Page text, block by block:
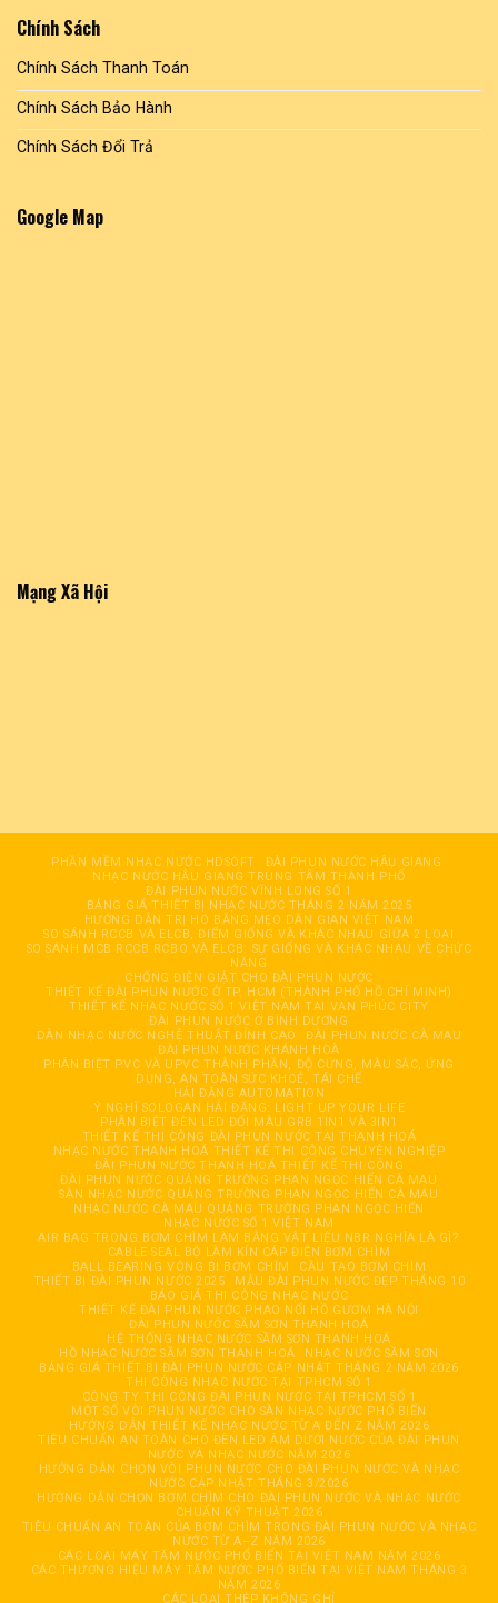
Chính Sách
Chính Sách Thanh Toán
Chính Sách Bảo Hành
Chính Sách Đổi Trả
Google Map
Mạng Xã Hội
PHẦN MỀM NHẠC NƯỚC HDSOFT
ĐÀI PHUN NƯỚC HÂỤ GIANG
NHẠC NƯỚC HẬU GIANG TRUNG TÂM THÀNH PHỐ
ĐÀI PHUN NƯỚC VĨNH LONG SỐ 1
BẢNG GIÁ THIẾT BỊ NHẠC NƯỚC THÁNG 2 NĂM 2025
HƯỚNG DẪN TRỊ HO BẰNG MẸO DÂN GIAN VIỆT NAM
SO SÁNH RCCB VÀ ELCB, ĐIỂM GIỐNG VÀ KHÁC NHAU GIỮA 2 LOẠI
SO SÁNH MCB RCCB RCBO VÀ ELCB: SỰ GIỐNG VÀ KHÁC NHAU VỀ CHỨC
NĂNG
CHỐNG ĐIỆN GIẬT CHO ĐÀI PHUN NƯỚC
THIẾT KẾ ĐÀI PHUN NƯỚC Ở TP. HCM (THÀNH PHỐ HỒ CHÍ MINH)
THIẾT KẾ NHẠC NƯỚC SỐ 1 VIỆT NAM TẠI VẠN PHÚC CITY
ĐÀI PHUN NƯỚC Ở BÌNH DƯƠNG
DÀN NHẠC NƯỚC NGHỆ THUẬT ĐỈNH CAO
ĐÀI PHUN NƯỚC CÀ MAU
ĐÀI PHUN NƯỚC KHÁNH HOÀ
PHÂN BIỆT PVC VÀ UPVC THÀNH PHẦN, ĐỘ CỨNG, MÀU SẮC, ỨNG
DỤNG, AN TOÀN SỨC KHOẺ, TÁI CHẾ
HẢI ĐĂNG AUTOMATION
Ý NGHĨ SOLOGAN HẢI ĐĂNG: LIGHT UP YOUR LIFE
PHÂN BIỆT ĐÈN LED ĐỔI MÀU GRB 1IN1 VÀ 3IN1
THIẾT KẾ THI CÔNG ĐÀI PHUN NƯỚC TẠI THANH HOÁ
NHẠC NƯỚC THANH HOÁ THIẾT KẾ THI CÔNG CHUYÊN NGHIỆP
ĐÀI PHUN NƯỚC THANH HOÁ THIẾT KẾ THI CÔNG
ĐÀI PHUN NƯỚC QUẢNG TRƯỜNG PHAN NGỌC HIỂN CÀ MAU
SÀN NHẠC NƯỚC QUẢNG TRƯỜNG PHAN NGỌC HIỂN CÀ MAU
NHẠC NƯỚC CÀ MAU QUẢNG TRƯỜNG PHAN NGỌC HIỂN
NHẠC NƯỚC SỐ 1 VIỆT NAM
AIR BAG TRONG BƠM CHÌM LÀM BẰNG VẬT LIỆU NBR NGHĨA LÀ GÌ?
CABLE SEAL BỘ LÀM KÍN CÁP ĐIỆN BƠM CHÌM
BALL BEARING VÒNG BI BƠM CHÌM
CẦU TẠO BƠM CHÌM
THIẾT BỊ ĐÀI PHUN NƯỚC 2025
MẪU ĐÀI PHUN NƯỚC ĐẸP THÁNG 10
BÁO GIÁ THI CÔNG NHẠC NƯỚC
THIẾT KẾ ĐÀI PHUN NƯỚC PHAO NỔI HỒ GƯƠM HÀ NỘI
ĐÀI PHUN NƯỚC SẦM SƠN THANH HOÁ
HỆ THỐNG NHẠC NƯỚC SẦM SƠN THANH HOÁ
HỒ NHẠC NƯỚC SẦM SƠN THANH HOÁ
NHẠC NƯỚC SẦM SƠN
BẢNG GIÁ THIẾT BỊ ĐÀI PHUN NƯỚC CẬP NHẬT THÁNG 2 NĂM 2026
THI CÔNG NHẠC NƯỚC TẠI TPHCM SỐ 1
CÔNG TY THI CÔNG ĐÀI PHUN NƯỚC TẠI TPHCM SỐ 1
MỘT SỐ VÒI PHUN NƯỚC CHO SÀN NHẠC NƯỚC PHỔ BIẾN
HƯỚNG DẪN THIẾT KẾ NHẠC NƯỚC TỪ A ĐẾN Z NĂM 2026
TIÊU CHUẨN AN TOÀN CHO ĐÈN LED ÂM DƯỚI NƯỚC CỦA ĐÀI PHUN
NƯỚC VÀ NHẠC NƯỚC NĂM 2026
HƯỚNG DẪN CHỌN VÒI PHUN NƯỚC CHO ĐÀI PHUN NƯỚC VÀ NHẠC
NƯỚC CẬP NHẬT THÁNG 3/2026
HƯỚNG DẪN CHỌN BƠM CHÌM CHO ĐÀI PHUN NƯỚC VÀ NHẠC NƯỚC
CHUẨN KỸ THUẬT 2026
TIÊU CHUẨN AN TOÀN CỦA BƠM CHÌM TRONG ĐÀI PHUN NƯỚC VÀ NHẠC
NƯỚC TỪ A–Z NĂM 2026
CÁC LOẠI MÁY TĂM NƯỚC PHỔ BIẾN TẠI VIỆT NAM NĂM 2026
CÁC THƯƠNG HIỆU MÁY TĂM NƯỚC PHỔ BIẾN TẠI VIỆT NAM THÁNG 3
NĂM 2026
CÁC LOẠI THÉP KHÔNG GHỈ